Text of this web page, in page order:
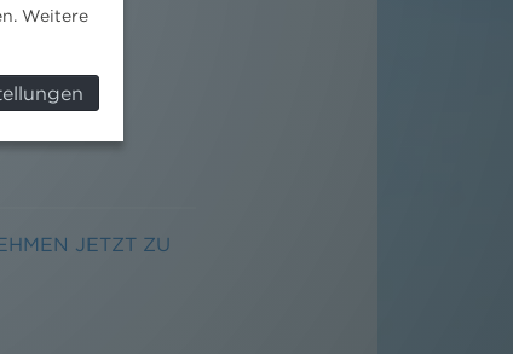
JETZT ZU
Weitere